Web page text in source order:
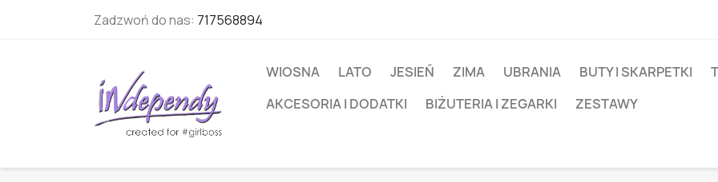
Zadzwoń do nas: 717568894
WIOSNA LATO JESIEŃ ZIMA UBRANIA BUTY I SKARPETKI
AKCESORIA I DODATKI
BIŻUTERIA I ZEGARKI ZESTAWY